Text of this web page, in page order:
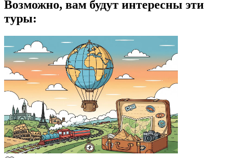
Возможно, вам будут интересны эти
туры: